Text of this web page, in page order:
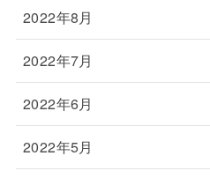
2022年8月
2022年7月
2022年6月
2022年5月